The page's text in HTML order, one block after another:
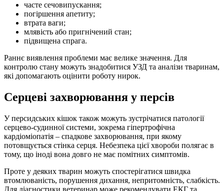
часте сечовипускання;
погіршення апетиту;
втрата ваги;
млявість або пригнічений стан;
підвищена спрага.
Раннє виявлення проблеми має велике значення. Для
контролю стану можуть знадобитися УЗД та аналізи тваринам,
які допомагають оцінити роботу нирок.
Серцеві захворювання у персів
У персидських кішок також можуть зустрічатися патології
серцево-судинної системи, зокрема гіпертрофічна
кардіоміопатія – спадкове захворювання, при якому
потовщується стінка серця. Небезпека цієї хвороби полягає в
тому, що іноді вона довго не має помітних симптомів.
Проте у деяких тварин можуть спостерігатися швидка
втомлюваність, порушення дихання, непритомність, слабкість.
Для діагностики ветеринар може рекомендувати ЕКГ та